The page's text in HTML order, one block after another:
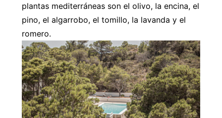
plantas mediterráneas son el olivo, la encina, el
pino, el algarrobo, el tomillo, la lavanda y el
romero.